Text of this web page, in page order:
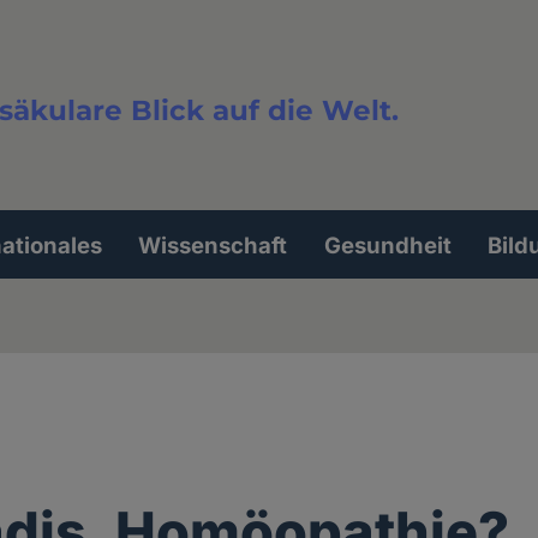
Blick auf die Welt.
Wissenschaft Gesundheit